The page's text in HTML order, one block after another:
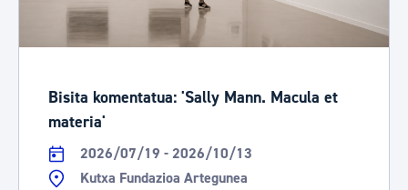
Bisita komentatua: 'Sally Mann. Macula et
materia'
2026/07/19 - 2026/10/13
Kutxa Fundazioa Artegunea